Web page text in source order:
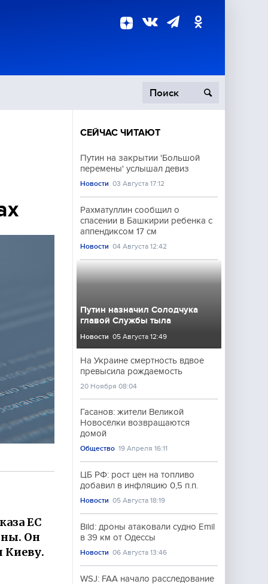
ЕС
Он
Киеву.
СЕЙЧАС ЧИТАЮТ
Путин на закрытии 'Большой
перемены' услышал девиз
Новости 03 Августа 17:12
Рахматуллин сообщил о
спасении в Башкирии ребенка с
аппендиксом 17 см
Новости 04 Августа 12:42
Путин назначил Солодчука
главой Службы тыла
Новости 05 Августа 12:49
На Украине смертность вдвое
превысила рождаемость
20 Ноября 08:04
Гасанов: жители Великой
Новосёлки возвращаются
домой
Общество 19 Апреля 16:11
ЦБ РФ: рост цен на топливо
добавил в инфляцию 0,5 п.п.
Новости 05 Августа 18:19
Bild: дроны атаковали судно Emil
в 39 км от Одессы
Новости 06 Августа 13:46
WSJ: FAA начало расследование